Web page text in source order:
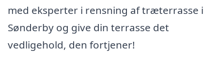
med eksperter i rensning af træterrasse i
Sønderby og give din terrasse det
vedligehold, den fortjener!